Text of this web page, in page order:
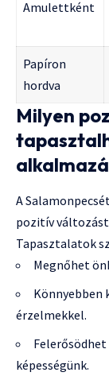
Amulettként
Papíron
hordva
Milyen
A
pozitív
Tapasztalatok
Megnőhet
Könnyebben
érzelmekkel.
képességünk.